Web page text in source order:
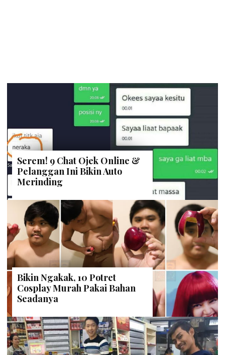
Serem! 9 Chat Ojek Online &
Pelanggan Ini Bikin Auto
Merinding
Bikin Ngakak, 10 Potret
Cosplay Murah Pakai Bahan
Seadanya